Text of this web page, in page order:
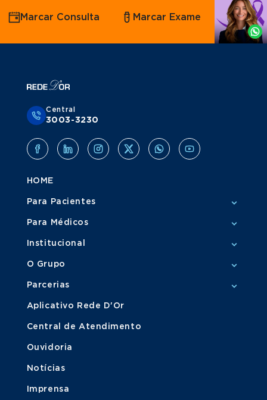
Agende
por
Whatsapp
Marcar Consulta Marcar Exame
Central
3003-3230
HOME
Para Pacientes
Para Médicos
Institucional
O Grupo
Parcerias
Aplicativo Rede D'Or
Central de Atendimento
Ouvidoria
Notícias
Imprensa